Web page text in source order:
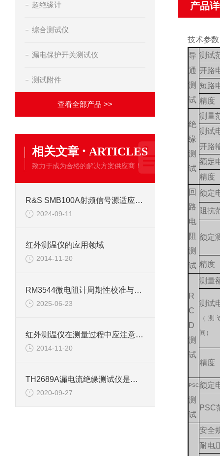
超绝缘计
综合测试仪
漏电保护开关测试仪
测试附件
查看全部产品 >>
相关文章 · ARTICLES
致力于成为合格的解决方案供应商！
R&S SMB100A射频信号源适应多行业需求
2024-09-11
红外测温仪的应用领域
2014-11-20
RM3544微电阻计周期性校准与校验
2025-06-23
红外测温仪在测量过程中应注意哪些问题
2014-11-20
TH2689A漏电流绝缘测试仪是一款优质的漏电流测量仪器
2020-09-27
产品
技术参
导
通
测
试
测试
开路
短路
精度
绝
缘
测
试
测量
测试
开路
额定
精度
回
路
电
阻
测
试
额定
阻抗
额定
精度
R
C
D
测
试
测量
测试
（测
间）
精度
PSC
测
试
额定
PSC
安全
耐电